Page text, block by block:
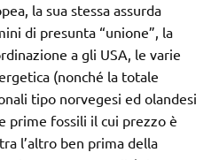
la sua stessa assurda
di presunta “unione”, la
a gli USA, le varie
(nonché la totale
tipo norvegesi ed olandesi
prime fossili il cui prezzo è
l’altro ben prima della